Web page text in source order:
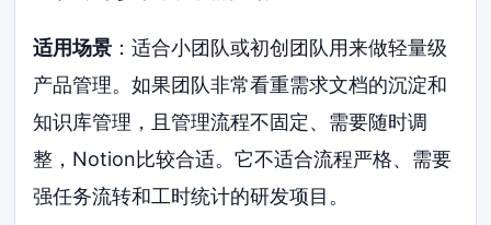
适用场景 ：适合小团队或初创团队用来做轻量级
产品管理。如果团队非常看重需求文档的沉淀和
知识库管理，且管理流程不固定、需要随时调
整，Notion比较合适。它不适合流程严格、需要
强任务流转和工时统计的研发项目。